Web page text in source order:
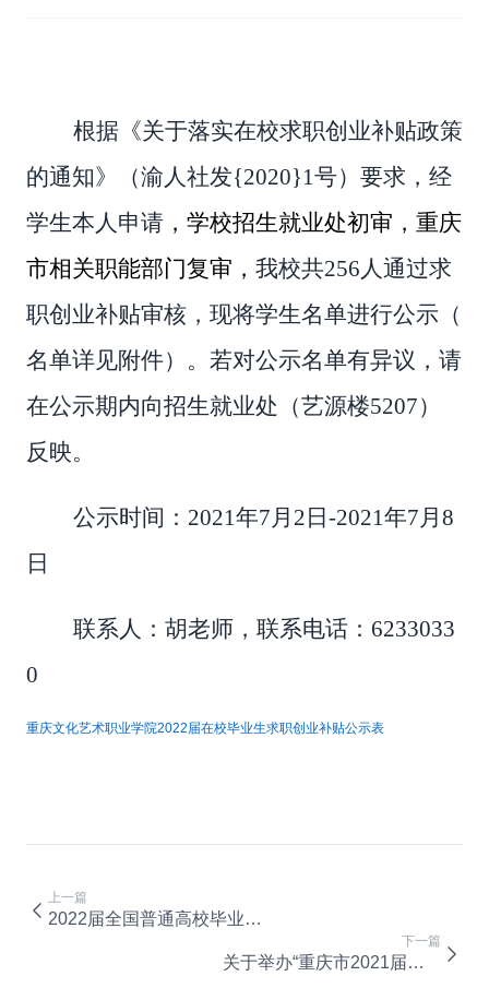
根据《关于落实在校求职创业补贴政策
的通知》（渝人社发{2020}1号）要求，经
学生本人申请 ，学校招生就业处初审，重庆
市相关职能部门复审， 我校共256人通过求
职创业补贴审核，现将学生名单进行公示（
名单详见附件）。若对公示名单有异议，请
在公示期内向招生就业处（艺源楼5207）
反映。
公示时间： 2021年7月2日-2021年7月8
日
联系人：胡老师，联系电话： 6233033
0
重庆文化艺术职业学院2022届在校毕业生求职创业补贴公示表
上一篇
2022届全国普通高校毕业生就业创业工作网络视频会议召开
下一篇
关于举办“重庆市2021届普通高校毕业生 综合性空中双选会”活动的通知